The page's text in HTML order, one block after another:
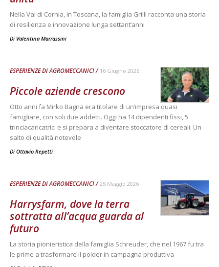
Nella Val di Cornia, in Toscana, la famiglia Grilli racconta una storia
di resilienza e innovazione lunga settant’anni
Di Valentina Marrassini
ESPERIENZE DI AGROMECCANICI 16 Giugno 2026
Piccole aziende crescono
Otto anni fa Mirko Bagna era titolare di un’impresa quasi
famigliare, con soli due addetti. Oggi ha 14 dipendenti fissi, 5
trinciacaricatrici e si prepara a diventare stoccatore di cereali. Un
salto di qualità notevole
Di Ottavio Repetti
ESPERIENZE DI AGROMECCANICI 25 Maggio 2026
Harrysfarm, dove la terra
sottratta all’acqua guarda al
futuro
La storia pionieristica della famiglia Schreuder, che nel 1967 fu tra
le prime a trasformare il polder in campagna produttiva